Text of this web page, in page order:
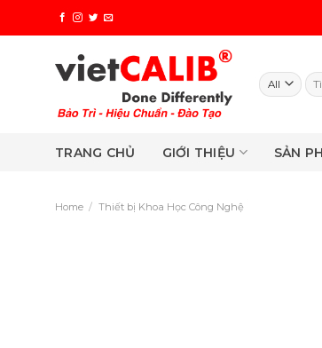
content
for:
TRANG CHỦ GIỚI THIỆU SẢN
Home / Thiết bị Khoa Học Công Nghệ